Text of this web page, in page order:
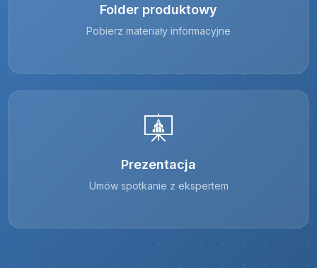
Folder produktowy
Pobierz materiały informacyjne
Prezentacja
Umów spotkanie z ekspertem